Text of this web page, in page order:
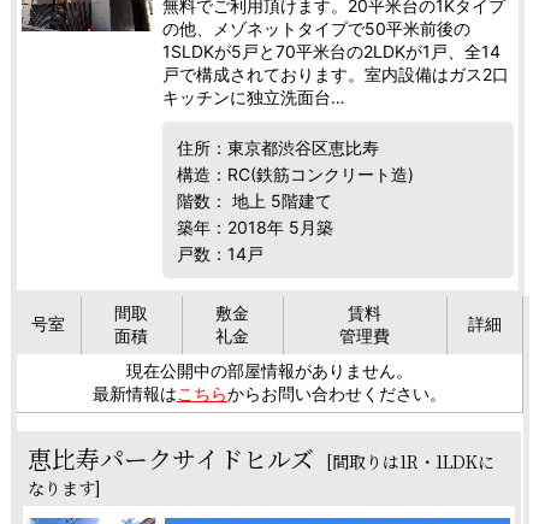
無料でご利用頂けます。20平米台の1Kタイプ
の他、メゾネットタイプで50平米前後の
1SLDKが5戸と70平米台の2LDKが1戸、全14
戸で構成されております。室内設備はガス2口
キッチンに独立洗面台…
住所：東京都渋谷区恵比寿
構造：RC(鉄筋コンクリート造)
階数： 地上 5階建て
築年：2018年 5月築
戸数：14戸
号室
間取
面積
敷金
礼金
賃料
管理費
詳細
現在公開中の部屋情報がありません。
最新情報はこちらからお問い合わせください。
恵比寿パークサイドヒルズ [間取りは1R・1LDKに
なります]